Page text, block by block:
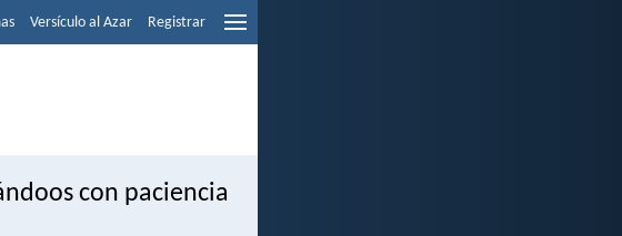
Versículo al Azar Registrar
con paciencia